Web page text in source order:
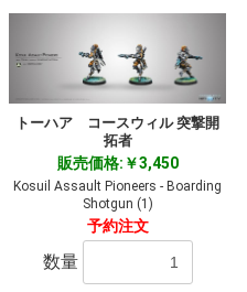
トーハア コースウィル 突撃開
拓者
販売価格:￥3,450
Kosuil Assault Pioneers - Boarding
Shotgun (1)
予約注文
数量